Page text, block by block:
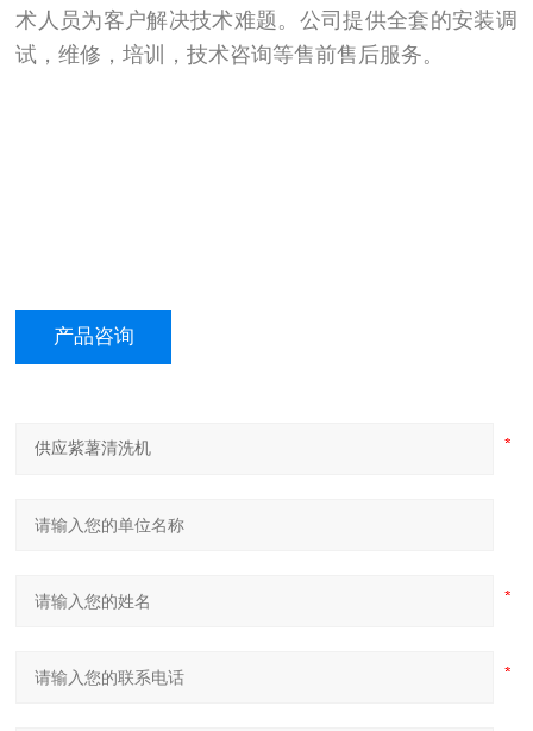
术人员为客户解决技术难题。公司提供全套的安装调
试，维修，培训，技术咨询等售前售后服务。
产品咨询